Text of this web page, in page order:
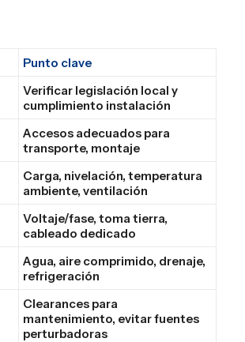
Punto clave
Verificar legislación local y
cumplimiento instalación
Accesos adecuados para
transporte, montaje
Carga, nivelación, temperatura
ambiente, ventilación
Voltaje/fase, toma tierra,
cableado dedicado
Agua, aire comprimido, drenaje,
refrigeración
Clearances para
mantenimiento, evitar fuentes
perturbadoras